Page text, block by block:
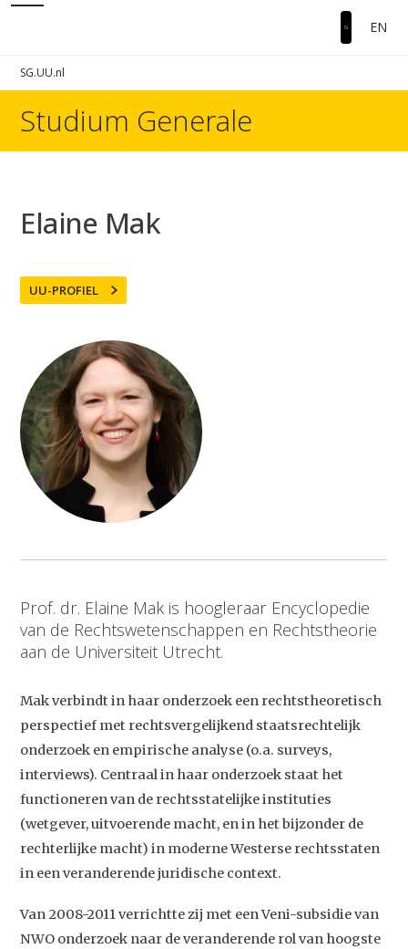
EN
SG.UU.nl
Studium Generale
Elaine Mak
UU-PROFIEL
Prof. dr. Elaine Mak is hoogleraar Encyclopedie
van de Rechtswetenschappen en Rechtstheorie
aan de Universiteit Utrecht.
Mak verbindt in haar onderzoek een rechtstheoretisch
perspectief met rechtsvergelijkend staatsrechtelijk
onderzoek en empirische analyse (o.a. surveys,
interviews). Centraal in haar onderzoek staat het
functioneren van de rechtsstatelijke instituties
(wetgever, uitvoerende macht, en in het bijzonder de
rechterlijke macht) in moderne Westerse rechtsstaten
in een veranderende juridische context.
Van 2008-2011 verrichtte zij met een Veni-subsidie van
NWO onderzoek naar de veranderende rol van hoogste